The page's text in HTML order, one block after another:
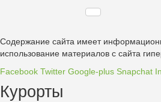
Содержание сайта имеет
использование материалов с сайта
Facebook Twitter Google-plus Snapchat
Курорты